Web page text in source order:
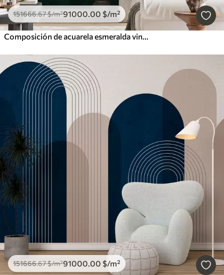
151666.67$/m²91000.00 $/m²
Composición de acuarela esmeralda vintage
151666.67$/m²91000.00 $/m²